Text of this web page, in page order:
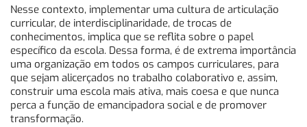
Nesse contexto, implementar uma cultura de articulação
curricular, de interdisciplinaridade, de trocas de
conhecimentos, implica que se reflita sobre o papel
específico da escola. Dessa forma, é de extrema importância
uma organização em todos os campos curriculares, para
que sejam alicerçados no trabalho colaborativo e, assim,
construir uma escola mais ativa, mais coesa e que nunca
perca a função de emancipadora social e de promover
transformação.